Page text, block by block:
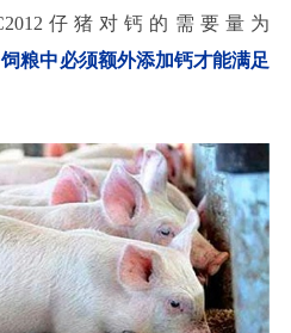
仔猪对钙的需要量为
饲粮中必须额外添加钙才能满足